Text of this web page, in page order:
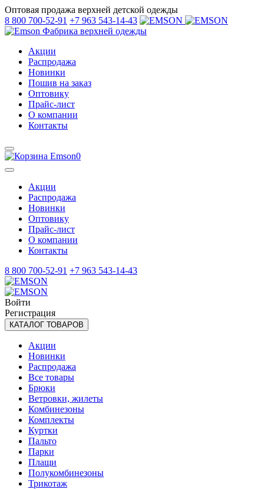
Оптовая продажа верхней детской одежды
8 800 700-52-91 +7 963 543-14-43
Фабрика верхней одежды
Акции
Распродажа
Новинки
Пошив на заказ
Оптовику
Прайс-лист
О компании
Контакты
0
Акции
Распродажа
Новинки
Оптовику
Прайс-лист
О компании
Контакты
8 800 700-52-91 +7 963 543-14-43
Войти
Регистрация
КАТАЛОГ ТОВАРОВ
Акции
Новинки
Распродажа
Все товары
Брюки
Ветровки, жилеты
Комбинезоны
Комплекты
Куртки
Пальто
Парки
Плащи
Полукомбинезоны
Трикотаж